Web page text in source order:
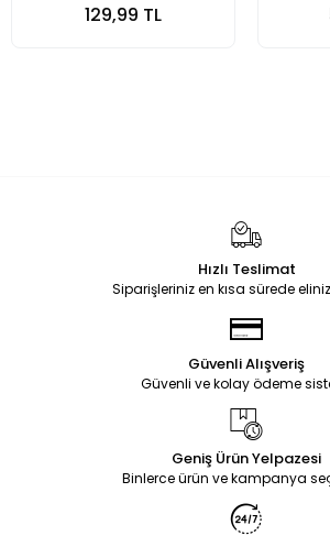
129,99 TL
Hızlı Teslimat
Siparişleriniz en kısa sürede
Güvenli Alışveriş
Güvenli ve kolay ödeme
Geniş Ürün Yelpazesi
Binlerce ürün ve kampanya